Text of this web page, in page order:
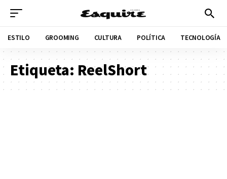
ESTILO GROOMING CULTURA POLÍTICA TECNOLOGÍA
Etiqueta: ReelShort